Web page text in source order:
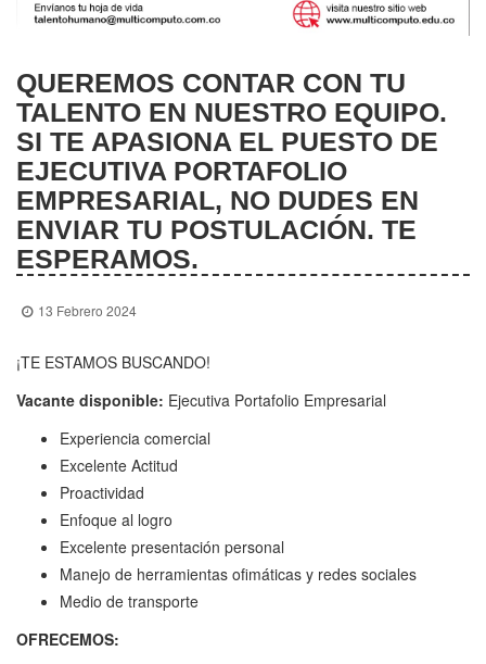
QUEREMOS CONTAR CON TU
TALENTO EN NUESTRO EQUIPO.
SI TE APASIONA EL PUESTO DE
EJECUTIVA PORTAFOLIO
EMPRESARIAL, NO DUDES EN
ENVIAR TU POSTULACIÓN. TE
ESPERAMOS.
13 Febrero 2024
¡TE ESTAMOS BUSCANDO!
Vacante disponible: Ejecutiva Portafolio Empresarial
Experiencia comercial
Excelente Actitud
Proactividad
Enfoque al logro
Excelente presentación personal
Manejo de herramientas ofimáticas y redes sociales
Medio de transporte
OFRECEMOS: